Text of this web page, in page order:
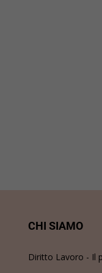
CHI SIAMO
Diritto Lavoro - Il